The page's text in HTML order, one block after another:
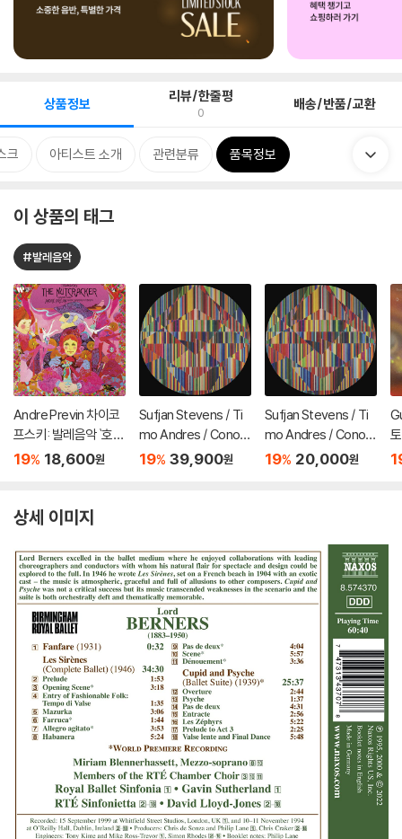
상품정보 리뷰/한줄평
0 배송/반품/교환
크 아티스트 소개 관련분류 품목정보
이 상품의 태그
#발레음악
Andre Previn 차이코
프스키: 발레음악 `호두
까기 인형` - 앙드레 프
19% 18,600원
Sufjan Stevens / Ti
mo Andres / Conor
Hanick (수프얀 스티
19% 39,900원
Sufjan Stevens / Ti
mo Andres / Conor
Hanick (수프얀 스티
19% 20,000원
`
상세 이미지